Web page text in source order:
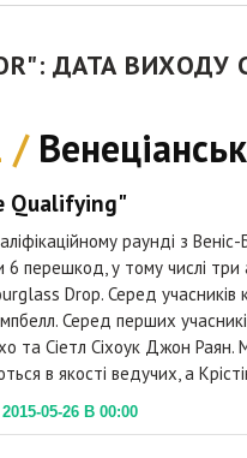
ДАТА
/
Qualifying"
раунді з Веніс-
6 перешкод, у тому числі
Drop. Серед учасників
Серед перших
та Сіетл Сіхоук Джон Раян.
в якості ведучих, а
05-26 В 00:00